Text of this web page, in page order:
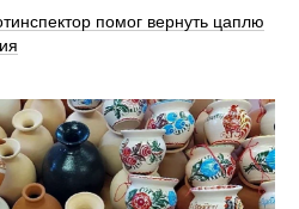
помог вернуть цаплю